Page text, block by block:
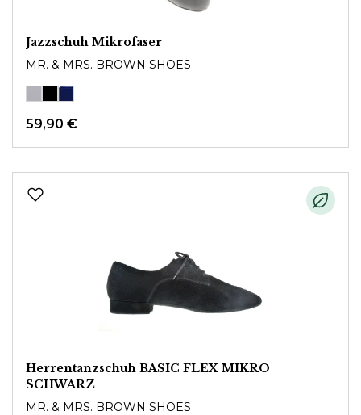
Jazzschuh Mikrofaser
MR. & MRS. BROWN SHOES
59,90 €
Herrentanzschuh BASIC FLEX MIKRO
SCHWARZ
MR. & MRS. BROWN SHOES